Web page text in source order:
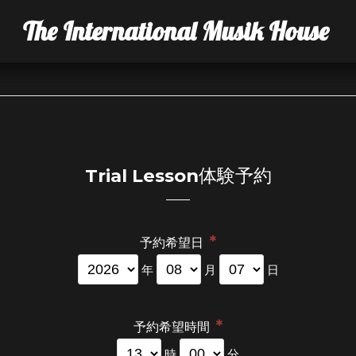
The International Musik House
Trial Lesson体験予約
予約希望日 *
年 月 日
予約希望時間 *